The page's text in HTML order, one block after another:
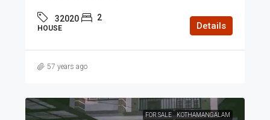
32020 2
HOUSE Details
57 years ago
FOR SALE KOTHAMANGALAM